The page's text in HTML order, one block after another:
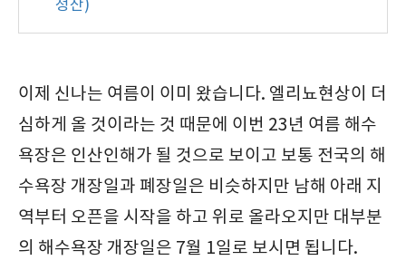
청산)
이제 신나는 여름이 이미 왔습니다. 엘리뇨현상이 더
심하게 올 것이라는 것 때문에 이번 23년 여름 해수
욕장은 인산인해가 될 것으로 보이고 보통 전국의 해
수욕장 개장일과 폐장일은 비슷하지만 남해 아래 지
역부터 오픈을 시작을 하고 위로 올라오지만 대부분
의 해수욕장 개장일은 7월 1일로 보시면 됩니다.